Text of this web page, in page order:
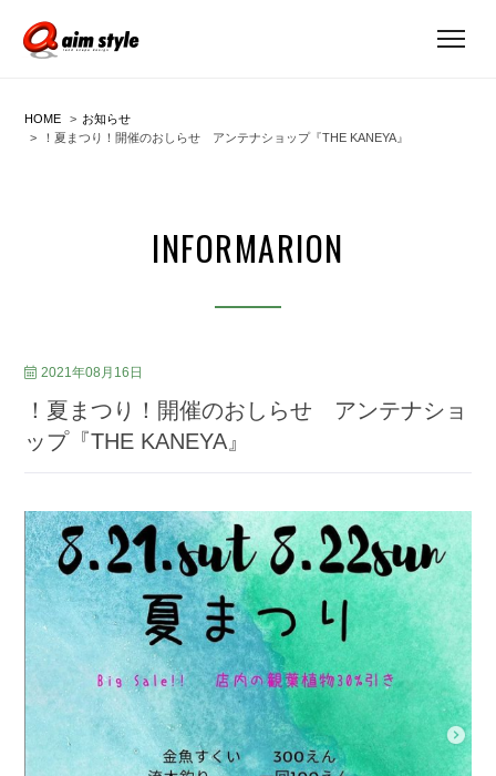
HOME
お知らせ
！夏まつり！開催のおしらせ アンテナショップ『THE KANEYA』
INFORMARION
2021年08月16日
！夏まつり！開催のおしらせ アンテナショ
ップ『THE KANEYA』